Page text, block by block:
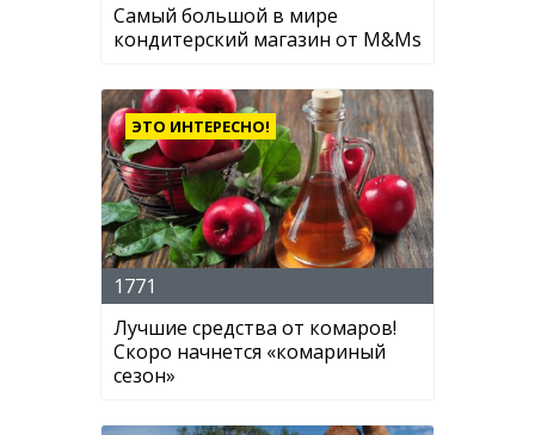
Самый большой в мире
кондитерский магазин от M&Ms
ЭТО ИНТЕРЕСНО!
1771
Лучшие средства от комаров!
Скоро начнется «комариный
сезон»